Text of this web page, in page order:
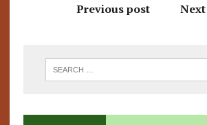
Previous post